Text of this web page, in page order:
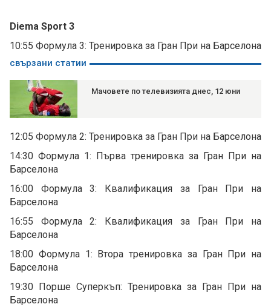
Diema Sport 3
10:55 Формула 3: Тренировка за Гран При на Барселона
свързани статии
Мачовете по телевизията днес, 12 юни
12:05 Формула 2: Тренировка за Гран При на Барселона
14:30 Формула 1: Първа тренировка за Гран При на
Барселона
16:00 Формула 3: Квалификация за Гран При на
Барселона
16:55 Формула 2: Квалификация за Гран При на
Барселона
18:00 Формула 1: Втора тренировка за Гран При на
Барселона
19:30 Порше Суперкъп: Тренировка за Гран При на
Барселона